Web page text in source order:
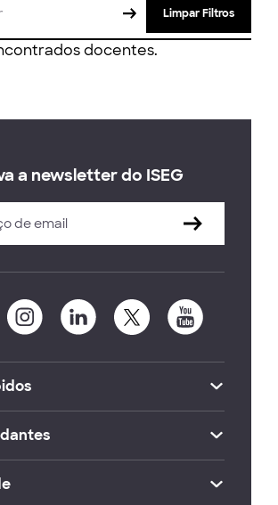
Limpar Filtros
docentes.
a newsletter do ISEG